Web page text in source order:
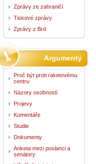
Zprávy ze zahraničí
Tiskové zprávy
Zprávy z Brd
Argumenty
Proč být proti raketovému
centru
Názory osobností
Projevy
Komentáře
Studie
Dokumenty
Anketa mezi poslanci a
senátory